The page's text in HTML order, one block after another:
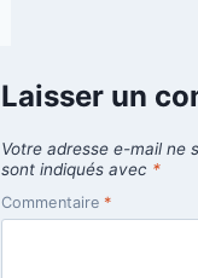
Laisser un
Votre adresse e-mail ne
sont indiqués avec *
Commentaire *